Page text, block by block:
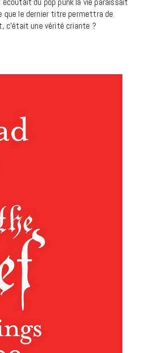
que le dernier titre permettra de
c’était une vérité criante ?
REPORTAGES ET INTERVIEWS
We Love Green se met au vert sur
Gainsbourg, toute une vie :
documentaire plus Ginsburg que
Gainsbarre à ne pas manquer sur